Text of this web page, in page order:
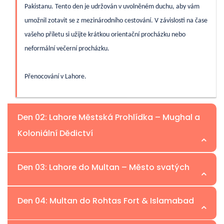
Pakistanu. Tento den je udržován v uvolněném duchu, aby vám
umožnil zotavit se z mezinárodního cestování. V závislosti na čase
vašeho příletu si užijte krátkou orientační procházku nebo
neformální večerní procházku.
Přenocování v Lahore.
Den 02: Lahore Městská Prohlídka – Mughal a
Koloniální Dědictví
ukazují mughalskou velkolepost a koloniální eleganci.
Den 03: Lahore do Multan – Město svatých
Den 04: Multan do Rohtas Fort & Islamabad